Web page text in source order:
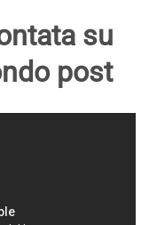
su
post